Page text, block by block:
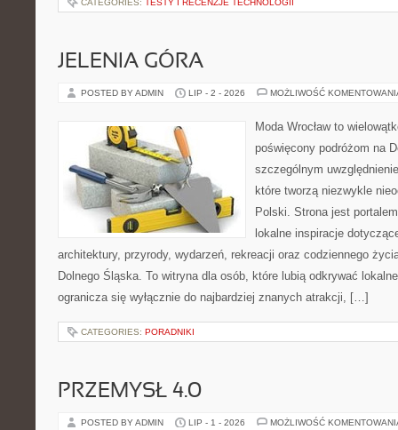
CATEGORIES: TESTY I RECENZJE TECHNOLOGII
JELENIA GÓRA
POSTED BY ADMIN LIP - 2 - 2026 MOŻLIWOŚĆ
Moda Wrocław to
poświęcony podróżom na
szczególnym
które tworzą niezwykle
Polski. Strona jest
lokalne inspiracje
architektury, przyrody, wydarzeń, rekreacji oraz codziennego
Dolnego Śląska. To witryna dla osób, które lubią odkrywać
ogranicza się wyłącznie do najbardziej znanych atrakcji, […]
CATEGORIES: PORADNIKI
PRZEMYSŁ 4.0
POSTED BY ADMIN LIP - 1 - 2026 MOŻLIWOŚĆ